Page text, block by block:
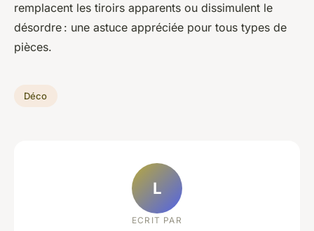
remplacent les tiroirs apparents ou dissimulent le
désordre : une astuce appréciée pour tous types de
pièces.
Déco
L
ECRIT PAR